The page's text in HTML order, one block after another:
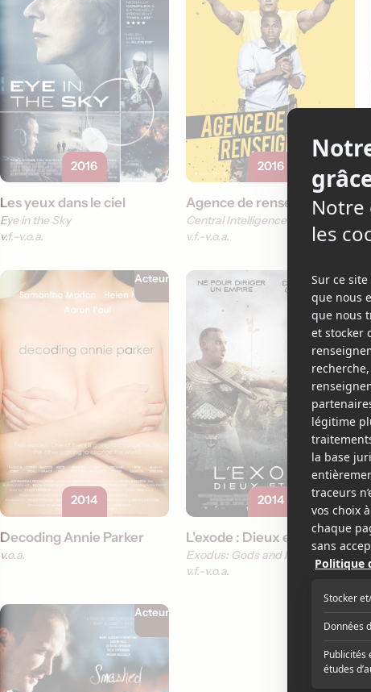
2016
Les yeux dans le ciel
Eye in the Sky
v.f. v.o.a.
2016
Agence de renseignement
Central Intelligence
v.f. v.o.a.
Acteur
2014
Decoding Annie Parker
v.o.a.
Acteur
2014
L'exode : Dieux et rois
Exodus: Gods and Kings
v.f. v.o.a.
Acteur